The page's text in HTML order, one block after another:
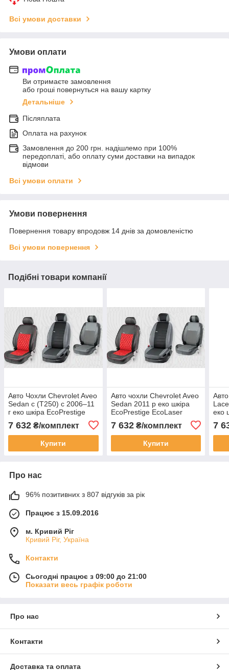
Всі умови доставки
Умови оплати
Ви отримаєте замовлення
або гроші повернуться на вашу картку
Детальніше
Післяплата
Оплата на рахунок
Замовлення до 200 грн. надішлемо при 100%
передоплаті, або оплату суми доставки на випадок
відмови
Всі умови оплати
Умови повернення
Повернення товару впродовж 14 днів за домовленістю
Всі умови повернення
Подібні товари компанії
Авто Чохли Chevrolet Aveo
Sedan с (T250) с 2006–11
г еко шкіра EcoPrestige
7 632 ₴/комплект
Купити
Авто чохли Chevrolet Aveo
Sedan 2011 р еко шкіра
EcoPrestige EcoLaser
7 632₴/комплект
Купити
еко
7
Про нас
96% позитивних з 807 відгуків за рік
Працює з 15.09.2016
м. Кривий Ріг
Кривий Ріг, Україна
Контакти
Сьогодні працює з 09:00 до 21:00
Показати весь графік роботи
Про нас
Контакти
Доставка та оплата